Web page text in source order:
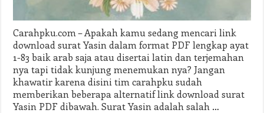
Carahpku.com – Apakah kamu sedang mencari link
download surat Yasin dalam format PDF lengkap ayat
1-83 baik arab saja atau disertai latin dan terjemahan
nya tapi tidak kunjung menemukan nya? Jangan
khawatir karena disini tim carahpku sudah
memberikan beberapa alternatif link download surat
Yasin PDF dibawah. Surat Yasin adalah salah …